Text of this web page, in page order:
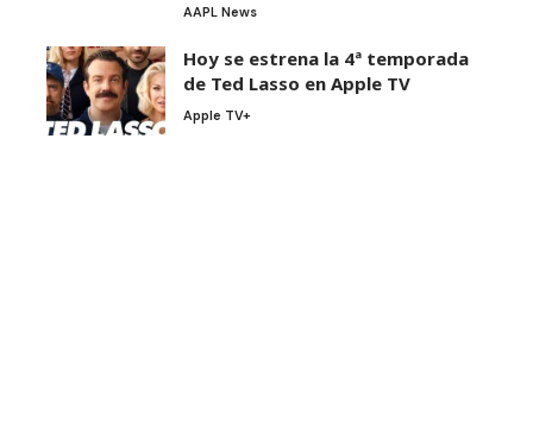
AAPL News
Hoy se estrena la 4ª temporada
de Ted Lasso en Apple TV
Apple TV+